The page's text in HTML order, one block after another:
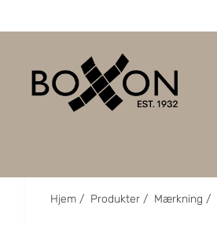
Hjem / Produkter / Mærkning /